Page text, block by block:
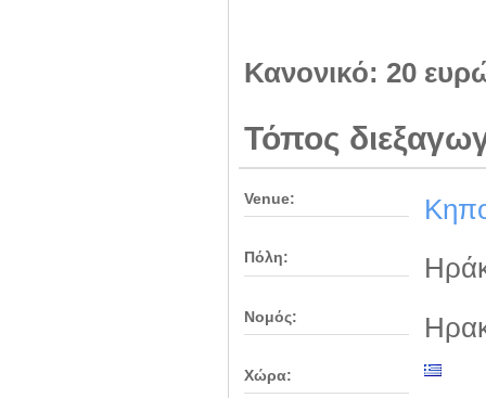
Κανονικό: 20
Τόπος
Venue:
Πόλη:
Νομός:
Χώρα: